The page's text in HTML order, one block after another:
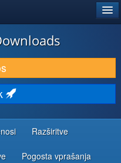
Razširitve
Pogosta vprašanja